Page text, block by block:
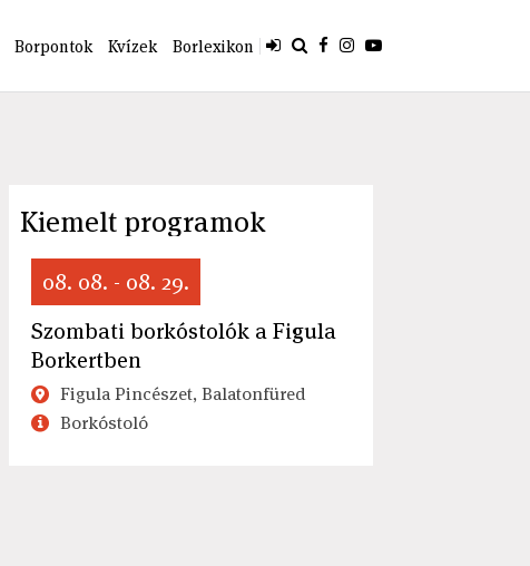
Borpontok Kvízek Borlexikon
Kiemelt programok
08. 08. - 08. 29.
Szombati borkóstolók a Figula
Borkertben
Figula Pincészet, Balatonfüred
Borkóstoló